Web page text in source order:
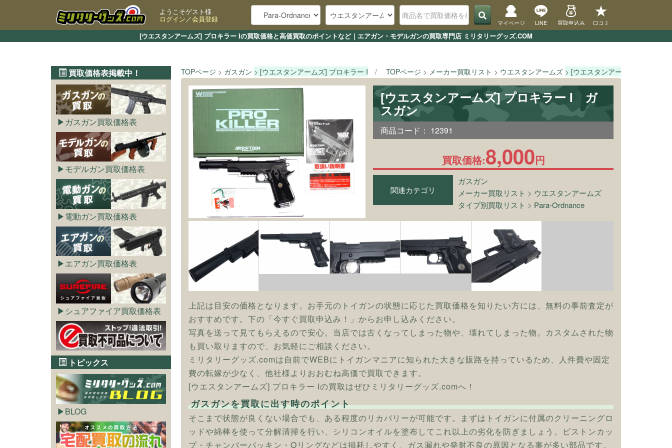
[ウエスタンアームズ] プロキラー Iの買取価格と高価買取のポイントなど｜エアガン・モデルガンの買取専門店 ミリタリーグッズ.COM
ようこそゲスト様
ログイン／会員登録 マイページ LINE 買取申込み 口コミ
TOPページ ガスガン [ウエスタンアームズ] プロキラー I TOPページ メーカー買取リスト ウエスタンアームズ [ウエスタンアームズ] プロキラ
[ウエスタンアームズ] プロキラー I ガ
スガン
商品コード： 12391
買取価格:8,000円
関連カテゴリ
ガスガン
メーカー買取リスト > ウエスタンアームズ
タイプ別買取リスト > Para-Ordnance
上記は目安の価格となります。お手元のトイガンの状態に応じた買取価格を知りたい方には、無料の事前査定が
おすすめです。下の「今すぐ買取申込み！」からお申し込みください。
写真を送って見てもらえるので安心。当店では古くなってしまった物や、壊れてしまった物。カスタムされた物
も買い取りますので、お気軽にご相談ください。
ミリタリーグッズ.comは自前でWEBにトイガンマニアに知られた大きな販路を持っているため、人件費や固定
費の転嫁が少なく、他社様よりおおむね高価で買取できます。
[ウエスタンアームズ] プロキラー Iの買取はぜひミリタリーグッズ.comへ！
ガスガンを買取に出す時のポイント
そこまで状態が良くない場合でも、ある程度のリカバリーが可能です。まずはトイガンに付属のクリーニングロ
ッドや綿棒を使って分解清掃を行い、シリコンオイルを塗布してこれ以上の劣化を防ぎましょう。ピストンカッ
プ・チャンバーパッキン・Oリングなどは損耗しやすく、ガス漏れや発射不良の原因となる事が多い部品です。
買取価格表掲載中！
ガスガン買取価格表
モデルガン買取価格表
電動ガン買取価格表
エアガン買取価格表
シュアファイア買取価格表
トピックス
BLOG